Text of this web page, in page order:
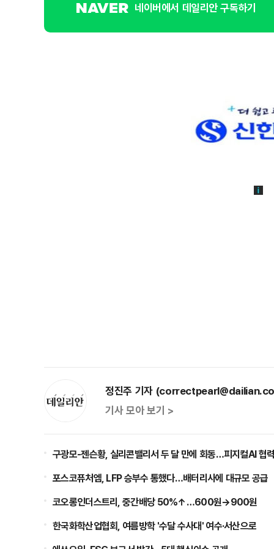
네이버에서 데일리안 구독하기
정진주 기자
기사 모아 보기 >
구광모-젠슨황, 실리콘밸리서 두 달 만에 회동…피지컬AI 협
포스코퓨처엠, LFP 승부수 통했다…배터리사에 대규모 공급
코오롱인더스트리, 중간배당 50%↑…600원→900원
한국화학산업협회, 여름방학 '수달 수사대' 여수·서산으로